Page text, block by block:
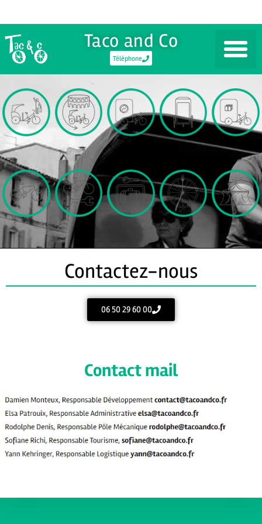
Taco and Co
Téléphone
Contactez-nous
06 50 29 60 00
Contact mail